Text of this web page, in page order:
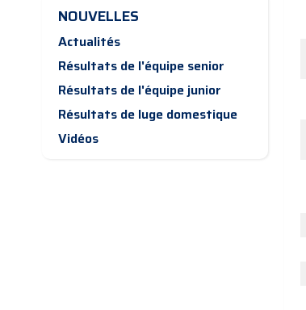
NOUVELLES
Actualités
Résultats de l'équipe senior
Résultats de l'équipe junior
Résultats de luge domestique
Vidéos